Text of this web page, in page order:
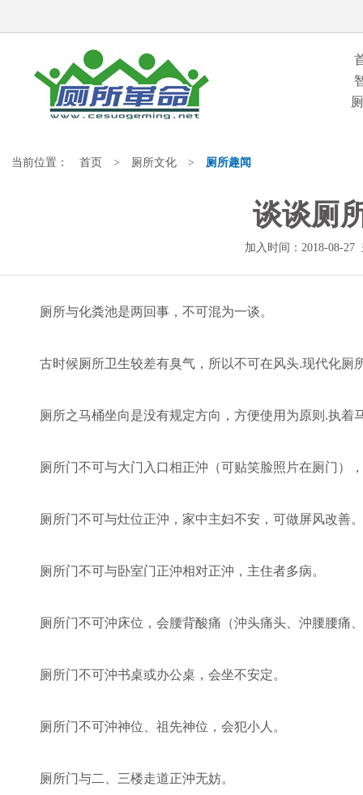
当前位置： 首页 > 厕所文化 > 厕所趣闻
谈谈厕
加入时间：2018-08-
厕所与化粪池是两回事，不可混为一谈。
古时候厕所卫生较差有臭气，所以不可在风头.现代化厕
厕所之马桶坐向是没有规定方向，方便使用为原则.执着
厕所门不可与大门入口相正沖（可贴笑脸照片在厕门）
厕所门不可与灶位正沖，家中主妇不安，可做屏风改善。
厕所门不可与卧室门正沖相对正沖，主住者多病。
厕所门不可沖床位，会腰背酸痛（沖头痛头、沖腰腰痛
厕所门不可沖书桌或办公桌，会坐不安定。
厕所门不可沖神位、祖先神位，会犯小人。
厕所门与二、三楼走道正沖无妨。